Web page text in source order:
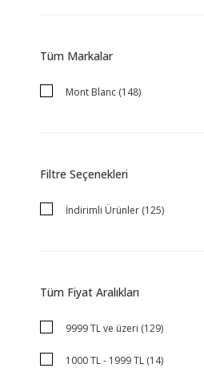
Tüm Markalar
Mont Blanc (148)
Filtre Seçenekleri
İndirimli Ürünler (125)
Tüm Fiyat Aralıkları
9999 TL ve üzeri (129)
1000 TL - 1999 TL (14)